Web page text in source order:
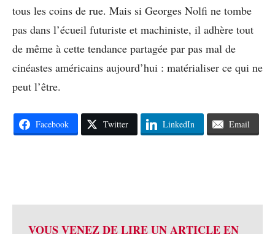
tous les coins de rue. Mais si Georges Nolfi ne tombe
pas dans l’écueil futuriste et machiniste, il adhère tout
de même à cette tendance partagée par pas mal de
cinéastes américains aujourd’hui : matérialiser ce qui ne
peut l’être.
Facebook Twitter LinkedIn Email
VOUS VENEZ DE LIRE UN ARTICLE EN